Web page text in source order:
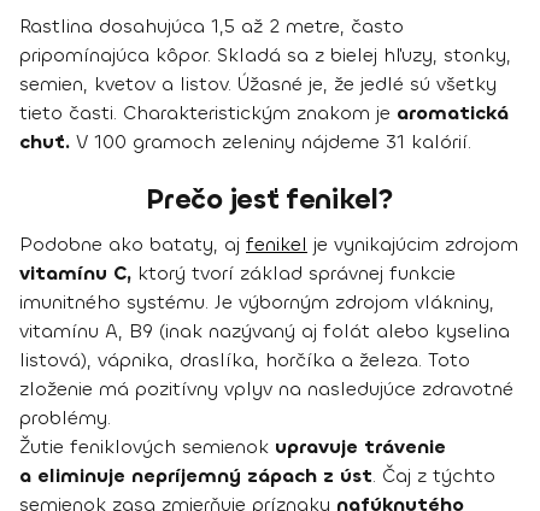
Rastlina dosahujúca 1,5 až 2 metre, často
pripomínajúca kôpor. Skladá sa z bielej hľuzy, stonky,
semien, kvetov a listov. Úžasné je, že jedlé sú všetky
tieto časti. Charakteristickým znakom je aromatická
chuť. V 100 gramoch zeleniny nájdeme 31 kalórií.
Prečo jesť fenikel?
Podobne ako bataty, aj fenikel je vynikajúcim zdrojom
vitamínu C, ktorý tvorí základ správnej funkcie
imunitného systému. Je výborným zdrojom vlákniny,
vitamínu A, B9 (inak nazývaný aj folát alebo kyselina
listová), vápnika, draslíka, horčíka a železa. Toto
zloženie má pozitívny vplyv na nasledujúce zdravotné
problémy.
Žutie feniklových semienok upravuje trávenie
a eliminuje nepríjemný zápach z úst. Čaj z týchto
semienok zasa zmierňuje príznaky nafúknutého